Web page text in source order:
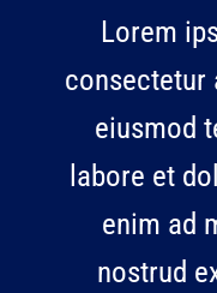
Lorem
consectetur
eiusmod
labore et
enim ad
nostrud